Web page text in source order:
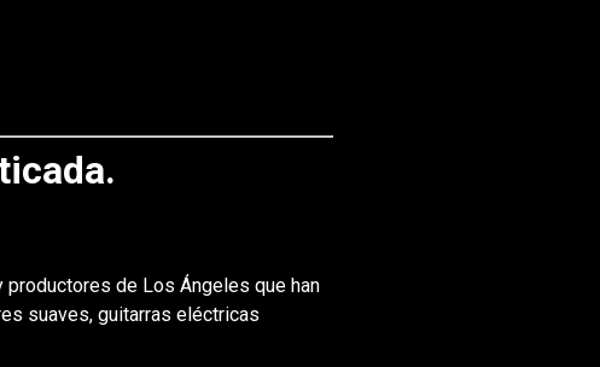
de Los Ángeles que han
suaves, guitarras eléctricas